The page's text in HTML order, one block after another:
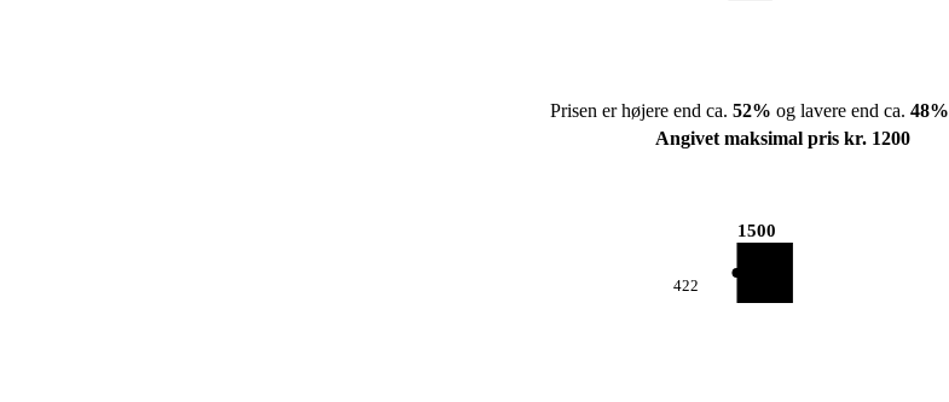
Prisen er højere end ca. 52% og lavere end ca. 48%
Angivet maksimal pris kr. 1200
422
1500